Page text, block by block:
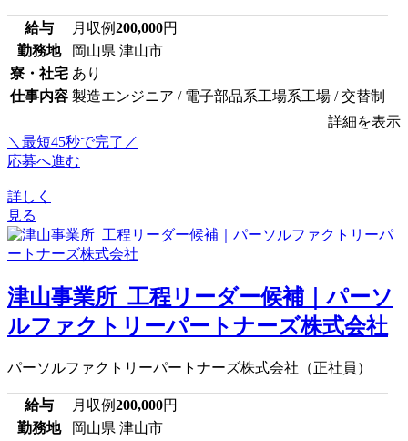
給与 月収例200,000円
勤務地
岡山県 津山市
寮・社宅 あり
仕事内容 製造エンジニア / 電子部品系工場系工場 / 交替制
詳細を表示
＼最短45秒で完了／
応募へ進む
詳しく
見る
津山事業所_工程リーダー候補｜パーソ
ルファクトリーパートナーズ株式会社
パーソルファクトリーパートナーズ株式会社（正社員）
給与 月収例200,000円
勤務地
岡山県 津山市